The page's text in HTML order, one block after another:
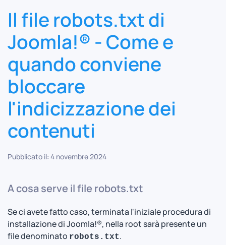
Il file robots.txt di
Joomla!® - Come e
quando conviene
bloccare
l'indicizzazione dei
contenuti
Pubblicato il: 4 novembre 2024
A cosa serve il file robots.txt
Se ci avete fatto caso, terminata l'iniziale procedura di
installazione di Joomla!®, nella root sarà presente un
file denominato robots.txt.